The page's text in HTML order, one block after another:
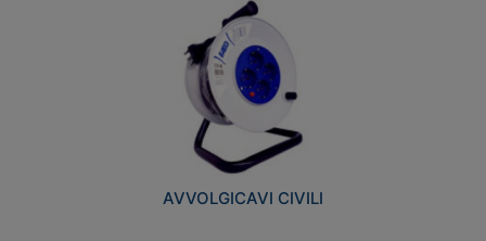
AVVOLGICAVI CIVILI